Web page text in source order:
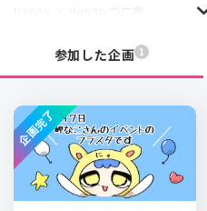
参加した企画 1
企画完了